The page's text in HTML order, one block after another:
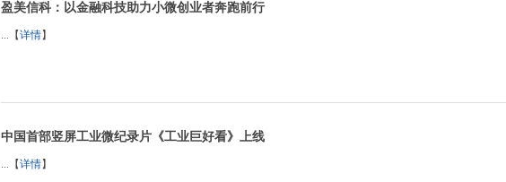
盈美信科：以金融科技助力小微创业者奔跑前行
...【详情】
中国首部竖屏工业微纪录片《工业巨好看》上线
...【详情】